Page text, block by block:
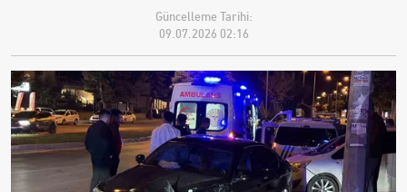
Güncelleme Tarihi:
09.07.2026 02:16